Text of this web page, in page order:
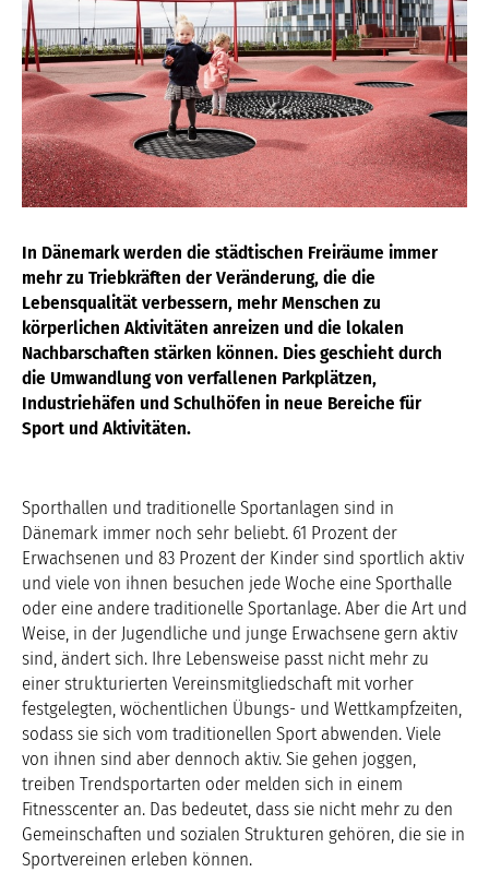
In Dänemark werden die städtischen Freiräume immer
mehr zu Triebkräften der Veränderung, die die
Lebensqualität verbessern, mehr Menschen zu
körperlichen Aktivitäten anreizen und die lokalen
Nachbarschaften stärken können. Dies geschieht durch
die Umwandlung von verfallenen Parkplätzen,
Industriehäfen und Schulhöfen in neue Bereiche für
Sport und Aktivitäten.
Sporthallen und traditionelle Sportanlagen sind in
Dänemark immer noch sehr beliebt. 61 Prozent der
Erwachsenen und 83 Prozent der Kinder sind sportlich aktiv
und viele von ihnen besuchen jede Woche eine Sporthalle
oder eine andere traditionelle Sportanlage. Aber die Art und
Weise, in der Jugendliche und junge Erwachsene gern aktiv
sind, ändert sich. Ihre Lebensweise passt nicht mehr zu
einer strukturierten Vereinsmitgliedschaft mit vorher
festgelegten, wöchentlichen Übungs- und Wettkampfzeiten,
sodass sie sich vom traditionellen Sport abwenden. Viele
von ihnen sind aber dennoch aktiv. Sie gehen joggen,
treiben Trendsportarten oder melden sich in einem
Fitnesscenter an. Das bedeutet, dass sie nicht mehr zu den
Gemeinschaften und sozialen Strukturen gehören, die sie in
Sportvereinen erleben können.